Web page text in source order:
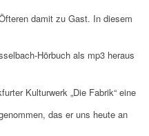
damit zu Gast. In diesem
Hörbuch als mp3 heraus
Kulturwerk „Die Fabrik“ eine
das er uns heute an